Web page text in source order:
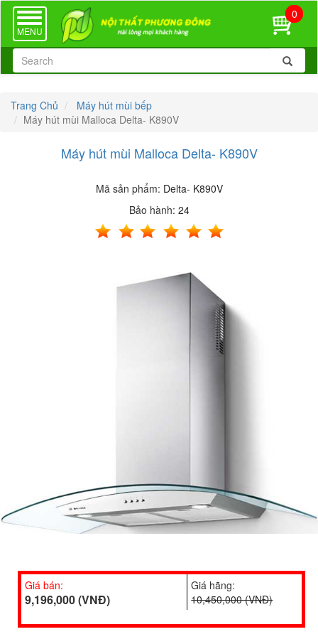
TOGGLE
NAVIGATION
MENU
0
Trang Chủ
Máy hút mùi bếp
Máy hút mùi Malloca Delta- K890V
Máy hút mùi Malloca Delta- K890V
Mã sản phẩm: Delta- K890V
Bảo hành: 24
Giá bán:
9,196,000 (VNĐ)
Giá hãng:
10,450,000 (VNĐ)